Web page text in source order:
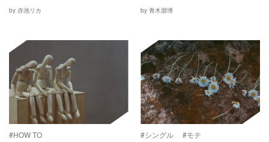
by 赤池リカ by 青木朋博
#HOW TO #シングル #モテ